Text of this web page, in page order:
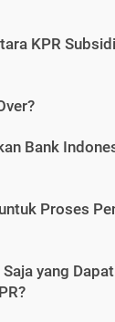
KPR
Bank
Proses
yang